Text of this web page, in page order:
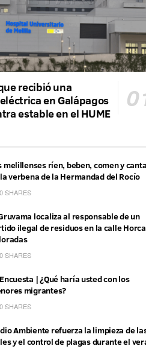
recibió una
en Galápagos
estable en el HUME
melillenses ríen, beben, comen y
verbena de la Hermandad del Rocío
0 SHARES
localiza al responsable de un
ilegal de residuos en la calle
0 SHARES
| ¿Qué haría usted con los
migrantes?
0 SHARES
Ambiente refuerza la limpieza de
y el control de plagas durante el